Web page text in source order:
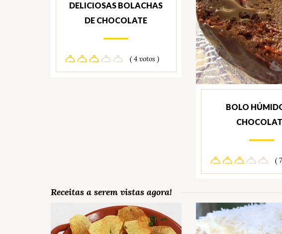
DELICIOSAS BOLACHAS
DE CHOCOLATE
( 4 votos )
BOLO
(
Receitas a serem vistas agora!